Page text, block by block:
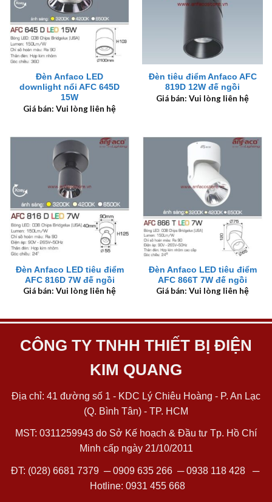
Đèn Anfaco LED
downlight nổi AFC 645D
15W
Giá bán: Vui lòng liên hệ
Đèn tiêu điểm Anfaco AFC
819D 12W đế ngồi
Giá bán: Vui lòng liên hệ
Đèn Anfaco LED tiêu điểm
AFC 816D 7W đế ngồi
Giá bán: Vui lòng liên hệ
Đèn Anfaco LED tiêu điểm
AFC 866T 7W đế ngồi
Giá bán: Vui lòng liên hệ
CÔNG TY TNHH THIẾT BỊ ĐIỆN
KIM QUANG
Địa chỉ: 41 đường số 1 - KDC Lý Chiêu Hoàng - P. An Lạc
(Q. Bình Tân) - TP. HCM
MST: 0311259943 do Sở Kế hoạch & Đầu tư Tp. Hồ Chí
Minh cấp ngày 21/10/2011
ĐT: (028) 6681 7379 ─0909 635 266─0938 118 428─
Hotline: 0931 455 668